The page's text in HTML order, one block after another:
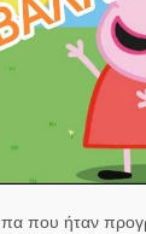
που ήταν